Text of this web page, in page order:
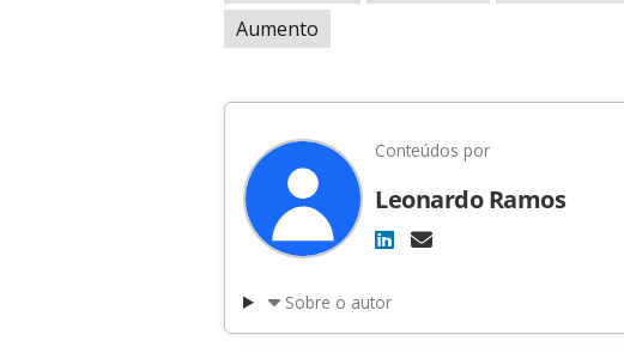
Aumento
Conteúdos por
Leonardo Ramos
Sobre o autor